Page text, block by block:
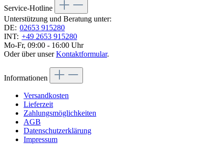
Service-Hotline
Unterstützung und Beratung unter:
DE: 02653 915280
INT: +49 2653 915280
Mo-Fr, 09:00 - 16:00 Uhr
Oder über unserKontaktformular.
Informationen
Versandkosten
Lieferzeit
Zahlungsmöglichkeiten
AGB
Datenschutzerklärung
Impressum